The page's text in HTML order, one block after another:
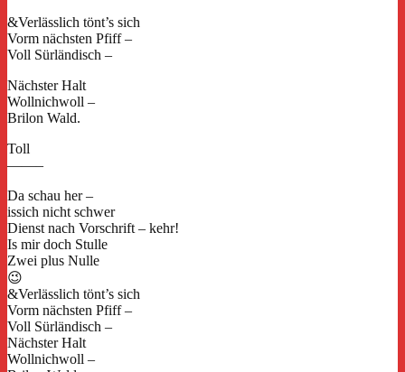
&Verlässlich tönt’s sich
Vorm nächsten Pfiff –
Voll Sürländisch –
Nächster Halt
Wollnichwoll –
Brilon Wald.
Toll
——–
Da schau her –
issich nicht schwer
Dienst nach Vorschrift – kehr!
Is mir doch Stulle
Zwei plus Nulle
😉
&Verlässlich tönt’s sich
Vorm nächsten Pfiff –
Voll Sürländisch –
Nächster Halt
Wollnichwoll –